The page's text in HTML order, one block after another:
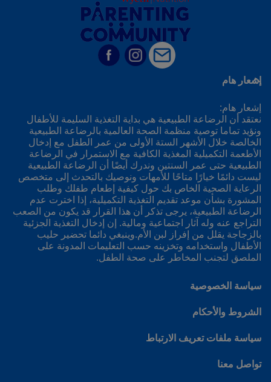
إشعار هام
إشعار هام:
نعتقد أن الرضاعة الطبيعية هي بداية التغذية السليمة للأطفال
ونؤيد تماما توصية منظمة الصحة العالمية بالرضاعة الطبيعية
الخالصة خلال الأشهر الستة الأولى من عمر الطفل مع إدخال
الأطعمة التكميلية المغذية الكافية مع الاستمرار في الرضاعة
الطبيعية حتى عمر السنتين وندرك أيضًا أن الرضاعة الطبيعية
ليست دائمًا خيارًا متاحًا للأمهات ونوصيك بالتحدث إلى متخصص
الرعاية الصحية الخاص بك حول كيفية إطعام طفلك وطلب
المشورة بشأن موعد تقديم التغذية التكميلية، إذا اخترت عدم
الرضاعة الطبيعية، يرجى تذكر أن هذا القرار قد يكون من الصعب
التراجع عنه وله آثار اجتماعية ومالية. إن إدخال التغذية الجزئية
بالزجاجة يقلل من إفراز لبن الأم.وينبغي دائما تحضير حليب
الأطفال واستخدامه وتخزينه حسب التعليمات المدونة على
الملصق لتجنب المخاطر على صحة الطفل.
سياسة الخصوصية
الشروط والأحكام
سياسة ملفات تعريف الارتباط
تواصل معنا